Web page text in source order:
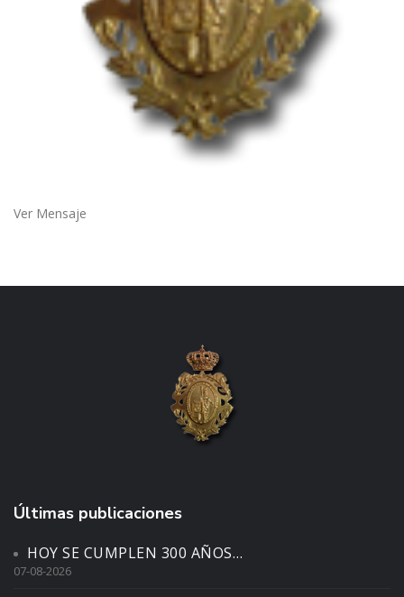
Ver Mensaje
Últimas publicaciones
HOY SE CUMPLEN 300 AÑOS…
07-08-2026